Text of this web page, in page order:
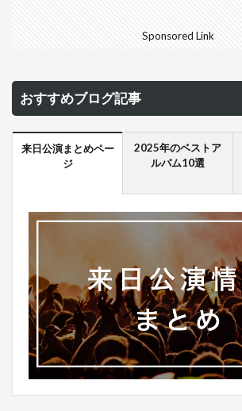
Sponsored Link
おすすめブログ記事
来日公演まとめペー
ジ
2025年のベストア
ルバム10選